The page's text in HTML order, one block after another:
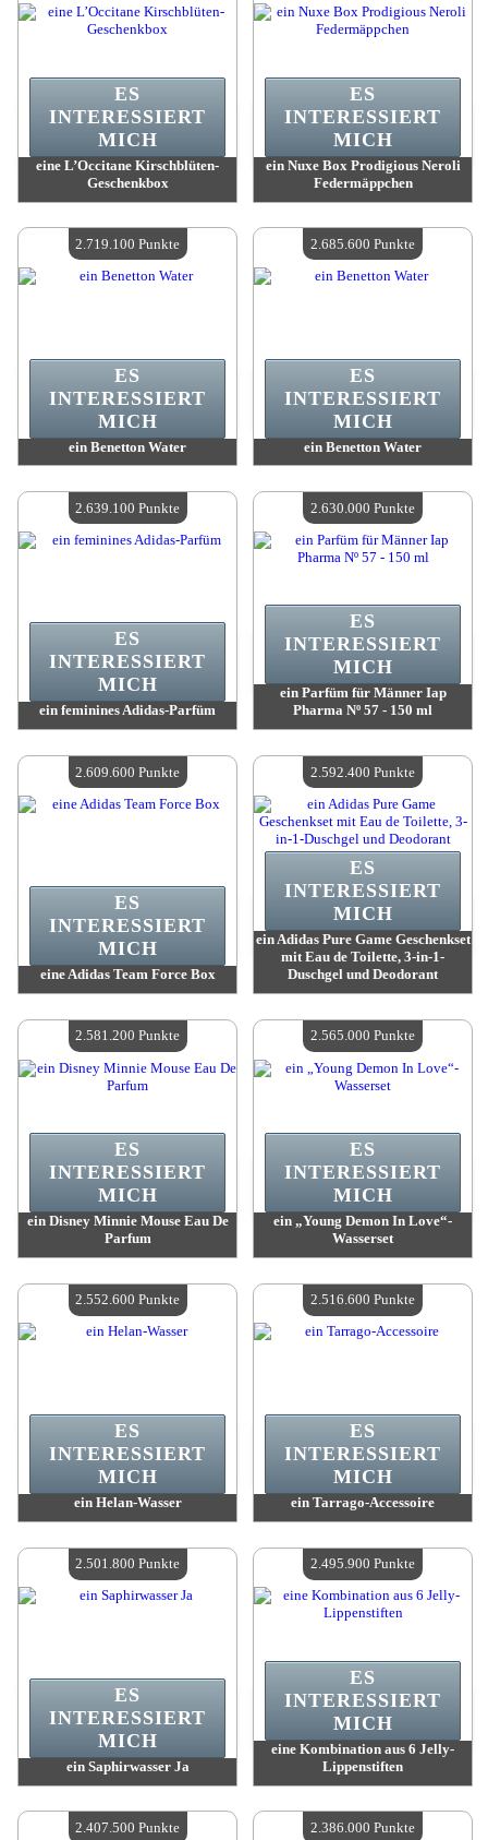
eine L’Occitane Kirschblüten-
Geschenkbox
Verfügbare Menge:4
ES
INTERESSIERT
MICH
ein Nuxe Box Prodigious Neroli
Federmäppchen
Verfügbare Menge:4
ES
INTERESSIERT
MICH
ein Benetton Water
Verfügbare Menge:4
ES
INTERESSIERT
MICH
2.719.100 Punkte
ein Benetton Water
Verfügbare Menge:4
ES
INTERESSIERT
MICH
2.685.600 Punkte
ein feminines Adidas-Parfüm
Verfügbare Menge:4
ES
INTERESSIERT
MICH
2.639.100 Punkte
ein Parfüm für Männer Iap
Pharma Nº 57 - 150 ml
Verfügbare Menge:4
ES
INTERESSIERT
MICH
2.630.000 Punkte
eine Adidas Team Force Box
Verfügbare Menge:4
ES
INTERESSIERT
MICH
2.609.600 Punkte
ein Adidas Pure Game Geschenkset
mit Eau de Toilette, 3-in-1-
Duschgel und Deodorant
Verfügbare Menge:4
ES
INTERESSIERT
MICH
2.592.400 Punkte
ein Disney Minnie Mouse Eau De
Parfum
Verfügbare Menge:4
ES
INTERESSIERT
MICH
2.581.200 Punkte
ein „Young Demon In Love“-
Wasserset
Verfügbare Menge:4
ES
INTERESSIERT
MICH
2.565.000 Punkte
ein Helan-Wasser
Verfügbare Menge:4
ES
INTERESSIERT
MICH
2.552.600 Punkte
ein Tarrago-Accessoire
Verfügbare Menge:4
ES
INTERESSIERT
MICH
2.516.600 Punkte
ein Saphirwasser Ja
Verfügbare Menge:4
ES
INTERESSIERT
MICH
2.501.800 Punkte
eine Kombination aus 6 Jelly-
Lippenstiften
Verfügbare Menge:4
ES
INTERESSIERT
MICH
2.495.900 Punkte
2.407.500 Punkte 2.386.000 Punkte